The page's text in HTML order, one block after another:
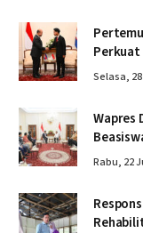
Kamboja
Selasa,
Wapres
Rabu, 22